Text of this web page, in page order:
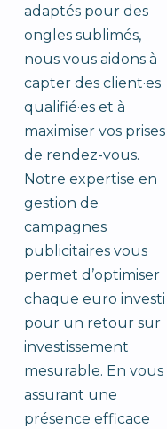
adaptés pour des
ongles sublimés,
nous vous aidons à
capter des client·es
qualifié·es et à
maximiser vos prises
de rendez-vous.
Notre expertise en
gestion de
campagnes
publicitaires vous
permet d’optimiser
chaque euro investi
pour un retour sur
investissement
mesurable. En vous
assurant une
présence efficace